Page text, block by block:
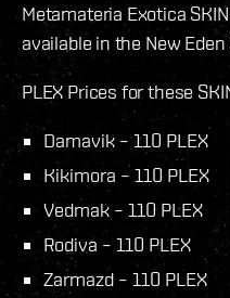
Metamateria Exotica
available in the New Eden
PLEX Prices for these
Damavik – 110 PLEX
Kikimora – 110 PLEX
Vedmak – 110 PLEX
Rodiva – 110 PLEX
Zarmazd – 110 PLEX